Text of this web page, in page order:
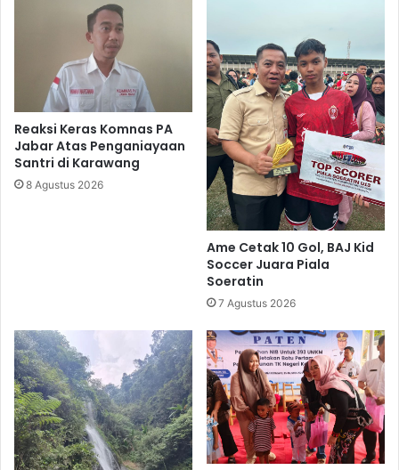
Reaksi Keras Komnas PA
Jabar Atas Penganiayaan
Santri di Karawang
8 Agustus 2026
Ame Cetak 10 Gol, BAJ Kid
Soccer Juara Piala
Soeratin
7 Agustus 2026